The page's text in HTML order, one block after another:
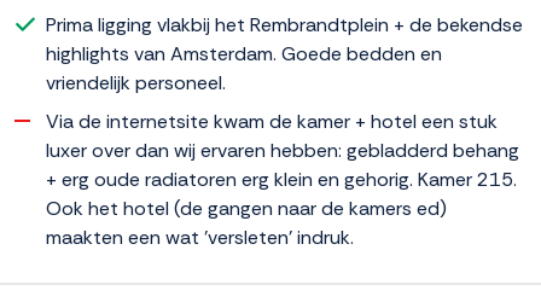
Prima ligging vlakbij het Rembrandtplein + de bekendse
highlights van Amsterdam. Goede bedden en
vriendelijk personeel.
Via de internetsite kwam de kamer + hotel een stuk
luxer over dan wij ervaren hebben: gebladderd behang
+ erg oude radiatoren erg klein en gehorig. Kamer 215.
Ook het hotel (de gangen naar de kamers ed)
maakten een wat 'versleten' indruk.